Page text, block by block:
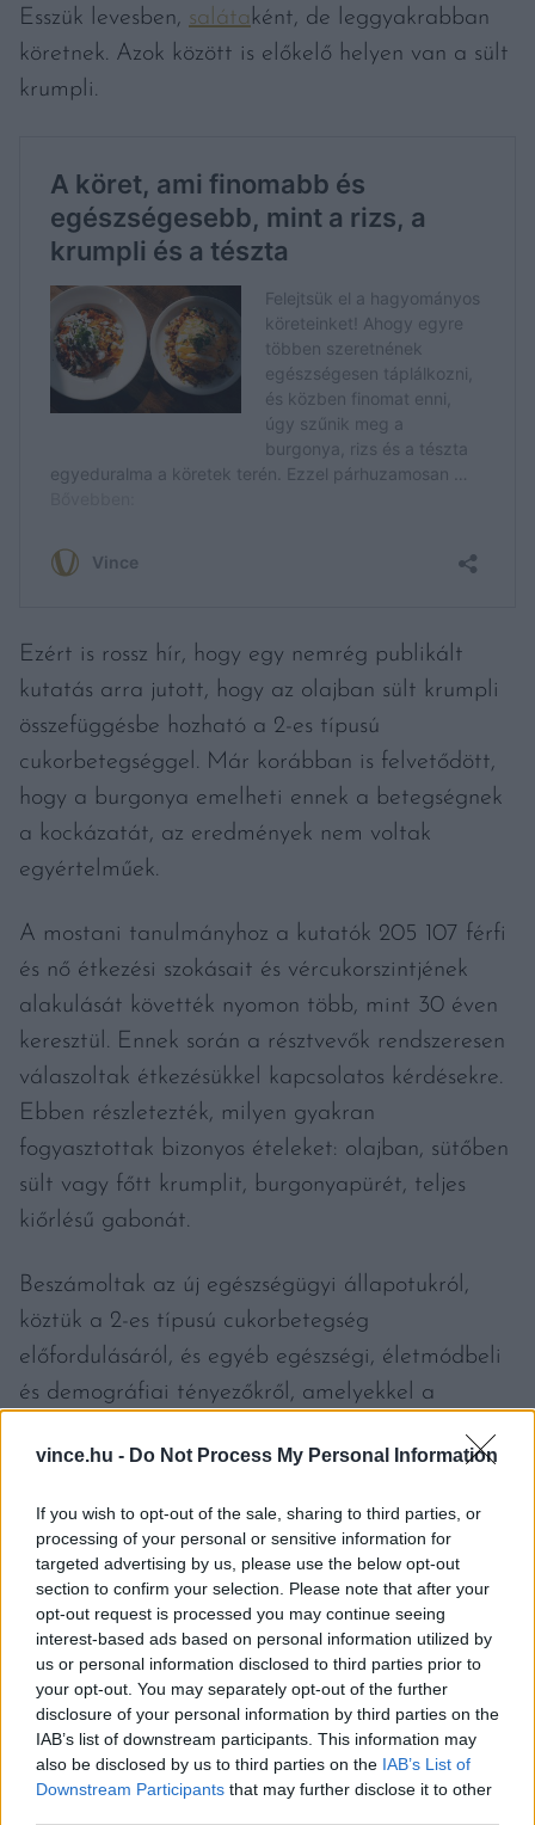
vince.hu - Do Not Process My Personal Information
If you wish to opt-out of the sale, sharing to third parties, or
processing of your personal or sensitive information for
targeted advertising by us, please use the below opt-out
section to confirm your selection. Please note that after your
opt-out request is processed you may continue seeing
interest-based ads based on personal information utilized by
us or personal information disclosed to third parties prior to
your opt-out. You may separately opt-out of the further
disclosure of your personal information by third parties on the
IAB’s list of downstream participants. This information may
also be disclosed by us to third parties on the IAB’s List of
Downstream Participants that may further disclose it to other
Esszük levesben, saláta ként, de leggyakrabban
köretnek. Azok között is előkelő helyen van a sült
krumpli.
Ezért is rossz hír, hogy egy nemrég publikált
kutatás arra jutott, hogy az olajban sült krumpli
összefüggésbe hozható a 2-es típusú
cukorbetegséggel. Már korábban is felvetődött,
hogy a burgonya emelheti ennek a betegségnek
a kockázatát, az eredmények nem voltak
egyértelműek.
A mostani tanulmányhoz a kutatók 205 107 férfi
és nő étkezési szokásait és vércukorszintjének
alakulását követték nyomon több, mint 30 éven
keresztül. Ennek során a résztvevők rendszeresen
válaszoltak étkezésükkel kapcsolatos kérdésekre.
Ebben részletezték, milyen gyakran
fogyasztottak bizonyos ételeket: olajban, sütőben
sült vagy főtt krumplit, burgonyapürét, teljes
kiőrlésű gabonát.
Beszámoltak az új egészségügyi állapotukról,
köztük a 2-es típusú cukorbetegség
előfordulásáról, és egyéb egészségi, életmódbeli
és demográfiai tényezőkről, amelyekkel a
kutatók szintén számoltak. A kutatás időtartama
alatt 22 299 résztvevőnél alakult ki a
Mezőgazdaságcikkében.
Mint írják, a kutatás megállapította, hogy heti
három adag sült krumpli 20 százalékkal növelte
a 2-es típusú diabétesz kialakulásának
kockázatát. A sült, főtt vagy püré formájában
fogyasztott burgonya esetében nem mutattak ki
jelentős összefüggést a cukorbetegség